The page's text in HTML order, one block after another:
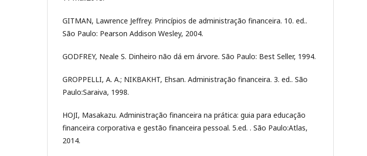
GITMAN, Lawrence Jeffrey. Princípios de administração financeira. 10. ed..
São Paulo: Pearson Addison Wesley, 2004.
GODFREY, Neale S. Dinheiro não dá em árvore. São Paulo: Best Seller, 1994.
GROPPELLI, A. A.; NIKBAKHT, Ehsan. Administração financeira. 3. ed.. São
Paulo:Saraiva, 1998.
HOJI, Masakazu. Administração financeira na prática: guia para educação
financeira corporativa e gestão financeira pessoal. 5.ed. . São Paulo:Atlas,
2014.